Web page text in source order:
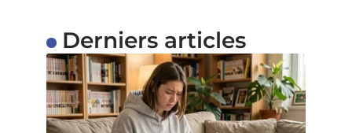
Derniers articles